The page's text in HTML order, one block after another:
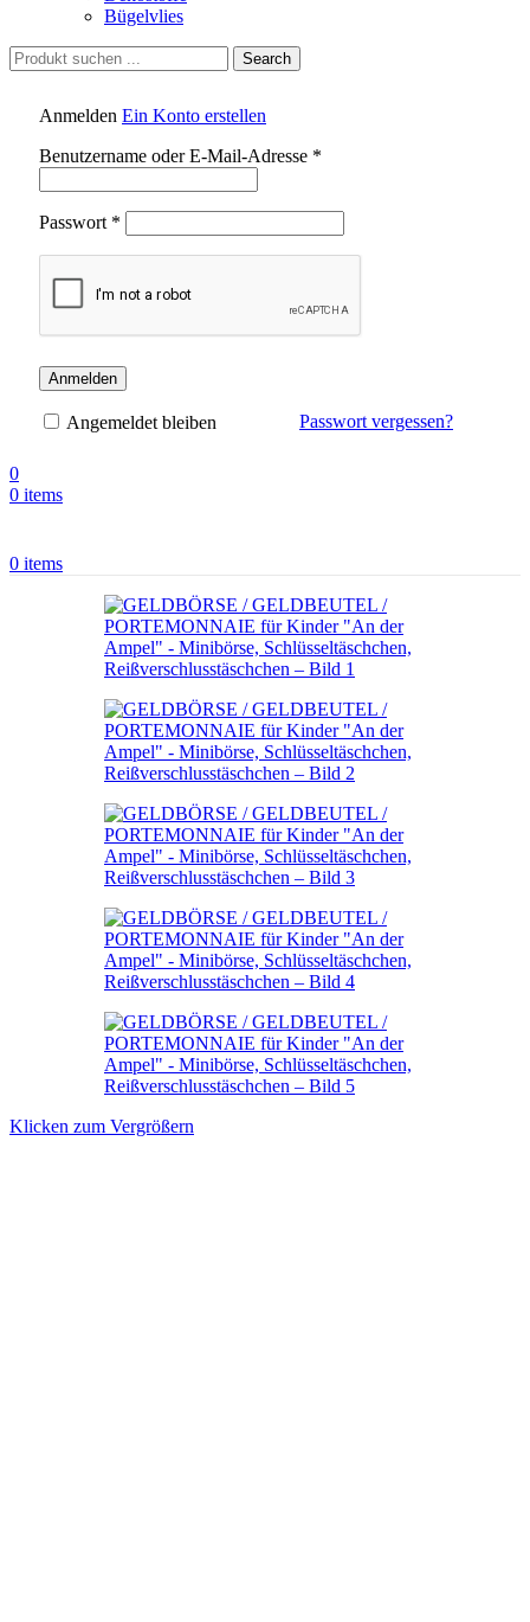
Bügelvlies
Search
Anmelden Ein Konto erstellen
Benutzername oder E-Mail-Adresse *
Passwort *
Anmelden
Passwort vergessen?
Angemeldet bleiben
0
0 items
0 items
Klicken zum Vergrößern